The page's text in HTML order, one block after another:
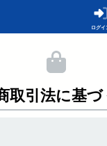
ログイ
取引法に基